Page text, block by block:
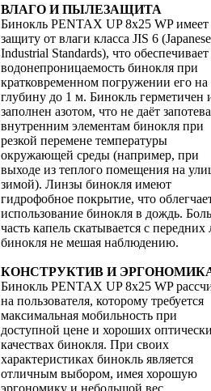
ВЛАГО И ПЫЛЕЗАЩИТА
Бинокль PENTAX UP 8x25 WP имеет
защиту от влаги класса JIS 6 (Japanese
Industrial Standards), что обеспечивает
водонепроницаемость бинокля при
кратковременном погружении его на
глубину до 1 м. Бинокль герметичен
заполнен азотом, что не даёт
внутренним элементам бинокля при
резкой перемене температуры
окружающей среды (например, при
выходе из теплого помещения на
зимой). Линзы бинокля имеют
гидрофобное покрытие, что
использование бинокля в дождь.
часть капель скатывается с передних
бинокля не мешая наблюдению.
КОНСТРУКТИВ И
Бинокль PENTAX UP 8x25 WP
на пользователя, которому требуется
максимальная мобильность при
доступной цене и хороших
качествах бинокля. При своих
характеристиках бинокль является
отличным выбором, имея хорошую
эргономику и небольшой вес.